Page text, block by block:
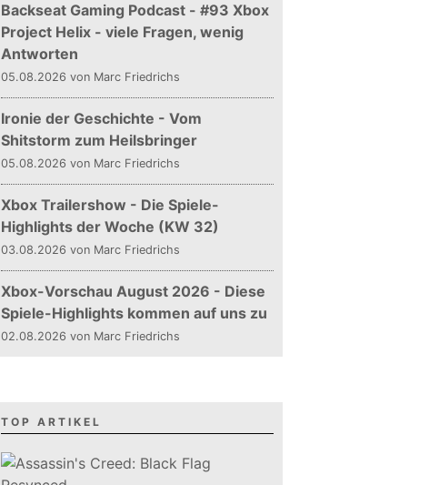
Backseat Gaming Podcast - #93 Xbox
Project Helix - viele Fragen, wenig
Antworten
05.08.2026 von Marc Friedrichs
Ironie der Geschichte - Vom
Shitstorm zum Heilsbringer
05.08.2026 von Marc Friedrichs
Xbox Trailershow - Die Spiele-
Highlights der Woche (KW 32)
03.08.2026 von Marc Friedrichs
Xbox-Vorschau August 2026 - Diese
Spiele-Highlights kommen auf uns zu
02.08.2026 von Marc Friedrichs
TOP ARTIKEL